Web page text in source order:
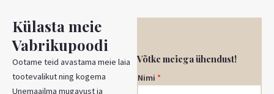
Külasta meie
Vabrikupoodi
Ootame teid avastama meie laia
tootevalikut ning kogema
Unemaailma mugavust ja
Võtke meiega ühendust!
Nimi *